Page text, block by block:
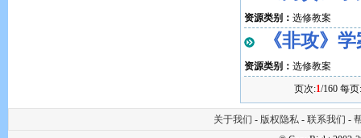
资源类别： 选修教案
《非攻》
资源类别： 选修教案
页次:1/160 每页:
关于我们 - 版权隐私 - 联系我们 -